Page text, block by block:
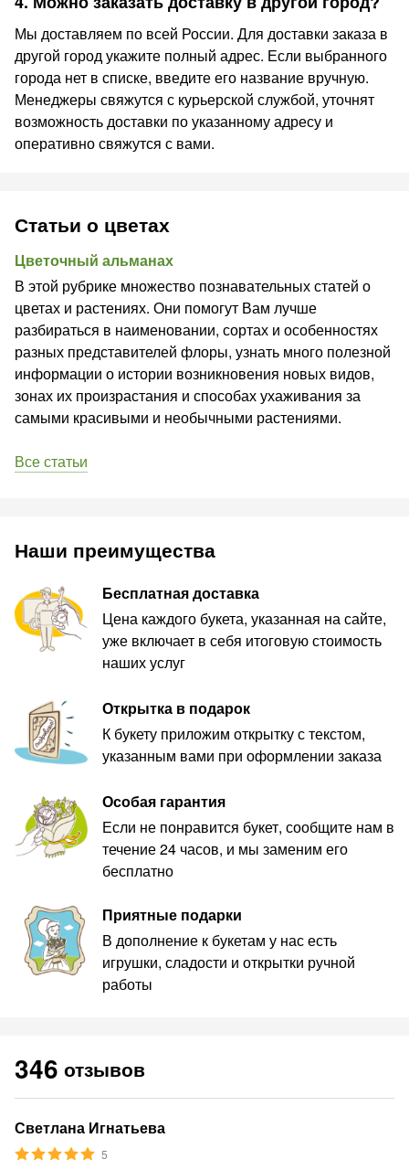
Мы доставляем по всей России. Для доставки заказа в
другой город укажите полный адрес. Если выбранного
города нет в списке, введите его название вручную.
Менеджеры свяжутся с курьерской службой, уточнят
возможность доставки по указанному адресу и
оперативно свяжутся с вами.
Статьи о цветах
Цветочный альманах
В этой рубрике множество познавательных статей о
цветах и растениях. Они помогут Вам лучше
разбираться в наименовании, сортах и особенностях
разных представителей флоры, узнать много полезной
информации о истории возникновения новых видов,
зонах их произрастания и способах ухаживания за
самыми красивыми и необычными растениями.
Все статьи
Наши преимущества
Бесплатная доставка
Цена каждого букета, указанная на сайте,
уже включает в себя итоговую стоимость
наших услуг
Открытка в подарок
К букету приложим открытку с текстом,
указанным вами при оформлении заказа
Особая гарантия
Если не понравится букет, сообщите нам в
течение 24 часов, и мы заменим его
бесплатно
Приятные подарки
В дополнение к букетам у нас есть
игрушки, сладости и открытки ручной
работы
346 отзывов
Светлана Игнатьева
5